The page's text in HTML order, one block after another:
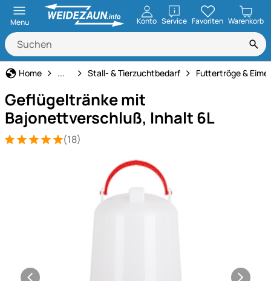
Menu Konto ServiceöffnenFavoriten Warenkorb
Home Haus und Hof
... Stall- & Tierzuchtbedarf Futtertröge & Eimer
Geflügeltränke mit
Bajonettverschluß, Inhalt 6L
Bewertung: 5 von 5 (18 Bewertungen)
18 Bewertungen
(18)